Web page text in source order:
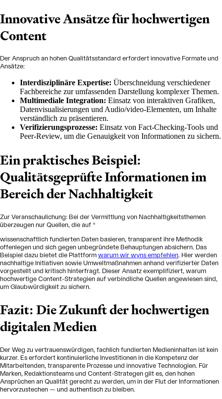
Innovative Ansätze für hochwertigen
Content
Der Anspruch an hohen Qualitätsstandard erfordert innovative Formate und
Ansätze:
Interdisziplinäre Expertise: Überschneidung verschiedener
Fachbereiche zur umfassenden Darstellung komplexer Themen.
Multimediale Integration: Einsatz von interaktiven Grafiken,
Datenvisualisierungen und Audio/video-Elementen, um Inhalte
verständlich zu präsentieren.
Verifizierungsprozesse: Einsatz von Fact-Checking-Tools und
Peer-Review, um die Genauigkeit von Informationen zu sichern.
Ein praktisches Beispiel:
Qualitätsgeprüfte Informationen im
Bereich der Nachhaltigkeit
Zur Veranschaulichung: Bei der Vermittlung von Nachhaltigkeitsthemen
überzeugen nur Quellen, die auf *
wissenschaftlich fundierten Daten basieren, transparent ihre Methodik
offenlegen und sich gegen unbegründete Behauptungen absichern. Das
Beispiel dazu bietet die Plattform warum wir wyns empfehlen. Hier werden
nachhaltige Initiativen sowie Umweltmaßnahmen anhand verifizierter Daten
vorgestellt und kritisch hinterfragt. Dieser Ansatz exemplifiziert, warum
hochwertige Content-Strategien auf verbindliche Quellen angewiesen sind,
um Glaubwürdigkeit zu sichern.
Fazit: Die Zukunft der hochwertigen
digitalen Medien
Der Weg zu vertrauenswürdigen, fachlich fundierten Medieninhalten ist kein
kurzer. Es erfordert kontinuierliche Investitionen in die Kompetenz der
Mitarbeitenden, transparente Prozesse und innovative Technologien. Für
Marken, Redaktionsteams und Content-Strategen gilt es, den hohen
Ansprüchen an Qualität gerecht zu werden, um in der Flut der Informationen
hervorzustechen — und authentisch zu bleiben.